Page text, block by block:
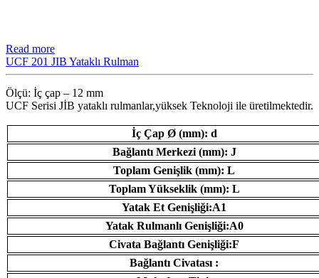
Read more
UCF 201 JIB Yataklı Rulman
Ölçü: İç çap – 12 mm
UCF Serisi JİB ​​yataklı rulmanlar,yüksek Teknoloji ile üretilmektedir.
İç Çap Ø (mm): d
Bağlantı Merkezi (mm): J
Toplam Genişlik (mm): L
Toplam Yükseklik (mm): L
Yatak Et Genişliği:A1
Yatak Rulmanlı Genişliği:A0
Civata Bağlantı Genişliği:F
Bağlantı Civatası :